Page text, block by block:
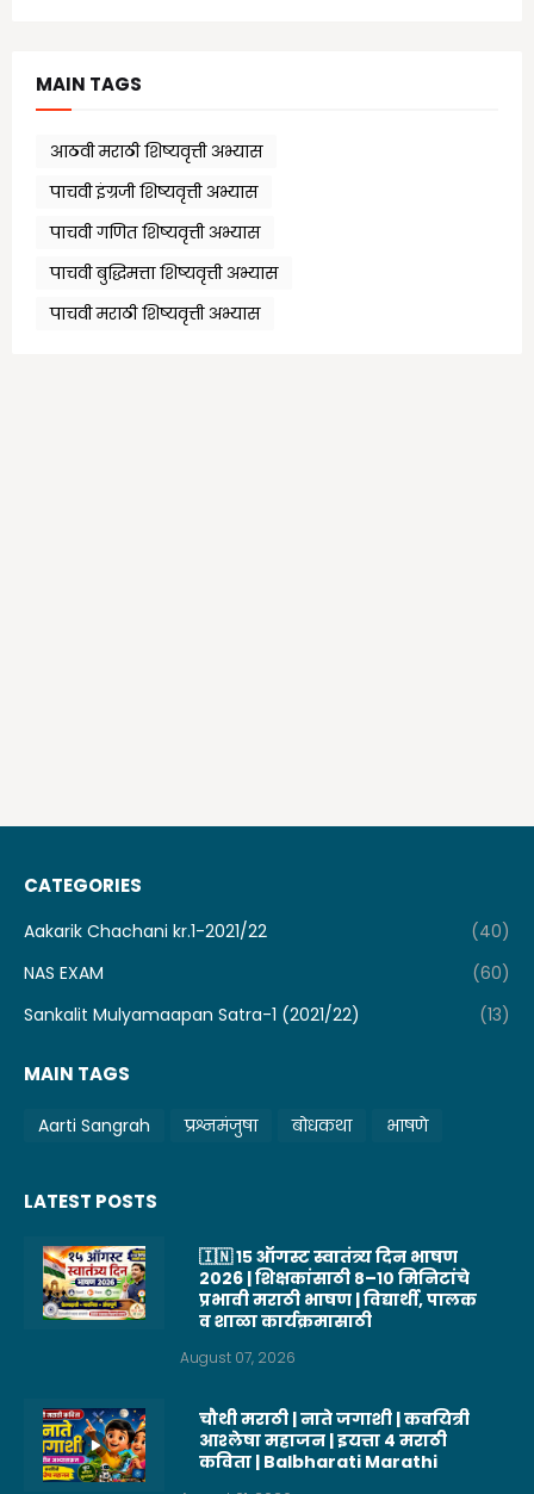
MAIN TAGS
आठवी मराठी शिष्यवृत्ती अभ्यास
पाचवी इंग्रजी शिष्यवृत्ती अभ्यास
पाचवी गणित शिष्यवृत्ती अभ्यास
पाचवी बुद्धिमत्ता शिष्यवृत्ती अभ्यास
पाचवी मराठी शिष्यवृत्ती अभ्यास
CATEGORIES
Aakarik Chachani kr.1-2021/22
(40)
NAS EXAM
(60)
Sankalit Mulyamaapan Satra-1 (2021/22)
(13)
MAIN TAGS
Aarti Sangrah प्रश्नमंजुषा बोधकथा भाषणे
LATEST POSTS
🇮🇳 १५ ऑगस्ट स्वातंत्र्य दिन भाषण
2026 | शिक्षकांसाठी ८–१० मिनिटांचे
प्रभावी मराठी भाषण | विद्यार्थी, पालक
व शाळा कार्यक्रमासाठी
August 07, 2026
चौथी मराठी | नाते जगाशी | कवयित्री
आश्लेषा महाजन | इयत्ता 4 मराठी
कविता | Balbharati Marathi